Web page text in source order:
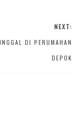
NEXT:
DI PERUMAHAN
DEPOK